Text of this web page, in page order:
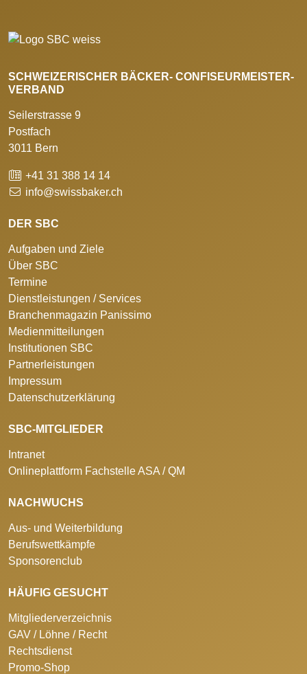
SCHWEIZERISCHER BÄCKER- CONFISEURMEISTER-
VERBAND
Seilerstrasse 9
Postfach
3011 Bern
+41 31 388 14 14
info@swissbaker.ch
DER SBC
Aufgaben und Ziele
Über SBC
Termine
Dienstleistungen / Services
Branchenmagazin Panissimo
Medienmitteilungen
Institutionen SBC
Partnerleistungen
Impressum
Datenschutzerklärung
SBC-MITGLIEDER
Intranet
Onlineplattform Fachstelle ASA / QM
NACHWUCHS
Aus- und Weiterbildung
Berufswettkämpfe
Sponsorenclub
HÄUFIG GESUCHT
Mitgliederverzeichnis
GAV / Löhne / Recht
Rechtsdienst
Promo-Shop